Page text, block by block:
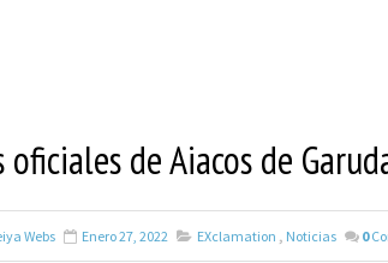
oficiales de Aiacos de
Webs Enero 27, 2022 EXclamation , Noticias 0